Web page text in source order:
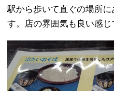
駅から歩いて直ぐの場所
す。店の雰囲気も良い感じ